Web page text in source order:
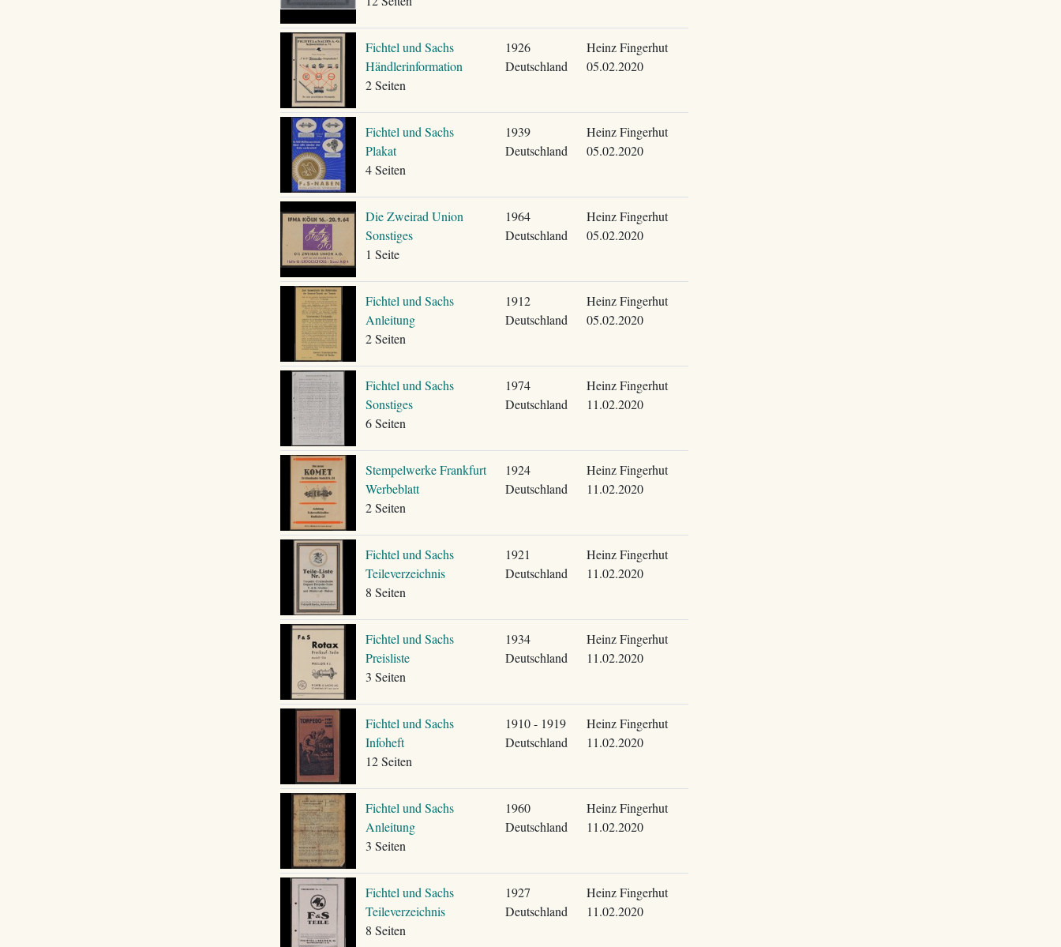
Fichtel und Sachs
Händlerinformation
2 Seiten
1926
Deutschland
Heinz Fingerhut
05.02.2020
Fichtel und Sachs
Plakat
4 Seiten
1939
Deutschland
Heinz Fingerhut
05.02.2020
Die Zweirad Union
Sonstiges
1 Seite
1964
Deutschland
Heinz Fingerhut
05.02.2020
Fichtel und Sachs
Anleitung
2 Seiten
1912
Deutschland
Heinz Fingerhut
05.02.2020
Fichtel und Sachs
Sonstiges
6 Seiten
1974
Deutschland
Heinz Fingerhut
11.02.2020
Stempelwerke Frankfurt
Werbeblatt
2 Seiten
1924
Deutschland
Heinz Fingerhut
11.02.2020
Fichtel und Sachs
Teileverzeichnis
8 Seiten
1921
Deutschland
Heinz Fingerhut
11.02.2020
Fichtel und Sachs
Preisliste
3 Seiten
1934
Deutschland
Heinz Fingerhut
11.02.2020
Fichtel und Sachs
Infoheft
12 Seiten
1910 - 1919
Deutschland
Heinz Fingerhut
11.02.2020
Fichtel und Sachs
Anleitung
3 Seiten
1960
Deutschland
Heinz Fingerhut
11.02.2020
Fichtel und Sachs
Teileverzeichnis
8 Seiten
1927
Deutschland
Heinz Fingerhut
11.02.2020